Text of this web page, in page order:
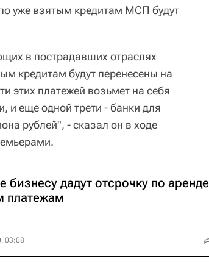
уже взятым кредитам МСП будут
в пострадавших отраслях
кредитам будут перенесены на
этих платежей возьмет на себя
и еще одной трети - банки для
рублей", - сказал он в ходе
бизнесу дадут отсрочку по аренде
платежам
03:08